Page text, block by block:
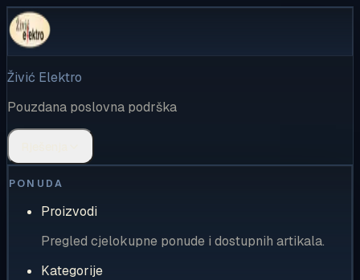
Živić Elektro
Pouzdana poslovna podrška
PONUDA
Proizvodi
Pregled cjelokupne ponude i dostupnih artikala.
Kategorije